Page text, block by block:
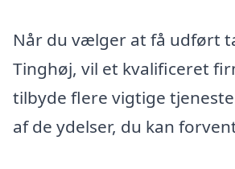
Når du vælger at få udført
Tinghøj, vil et kvalificeret
tilbyde flere vigtige
af de ydelser, du kan